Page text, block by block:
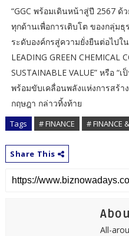
“GGC พร้อมเดินหน้าสู่ปี 2567
ทุกด้านเพื่อการเติบโต ของกลุ่ม
ระดับองค์กรสู่ความยั่งยืนต่อไปใ
LEADING GREEN CHEMICAL
SUSTAINABLE VALUE” หรือ
พร้อมขับเคลื่อนพลังแห่งการสร้า
กฤษฎา กล่าวทิ้งท้าย
Tags # FINANCE # FINANCE
Share This
All-